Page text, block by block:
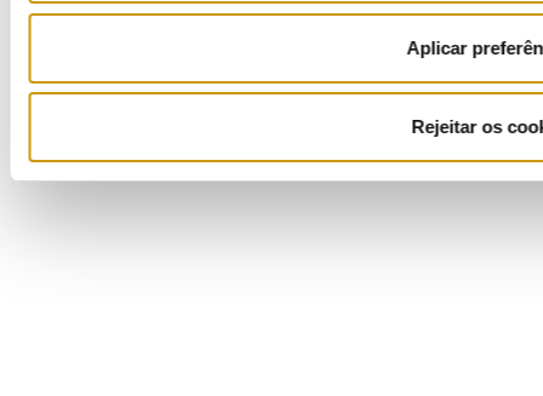
Aplicar
Rejeitar os